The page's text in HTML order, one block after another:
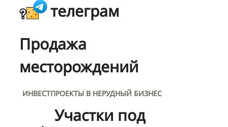
телеграм
Продажа
месторождений
ИНВЕСТПРОЕКТЫ В НЕРУДНЫЙ БИЗНЕС
Участки под